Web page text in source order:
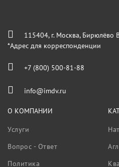
115404, г. Москва, Бирюлёво
*Адрес для корреспонденции
+7 (800) 500-81-88
info@imdv.ru
О КОМПАНИИ
Услуги
Вопрос - Ответ
Политика